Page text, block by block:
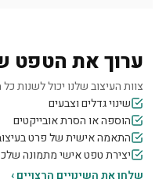
ערוך את הטפט
צוות העיצוב שלנו יכול לשנות
שינוי גדלים וצבעים
הוספה או הסרת אובייקטים
התאמה אישית של פרט
יצירת טפט אישי מתמונה
שלחו את השינויים הרצויים ›